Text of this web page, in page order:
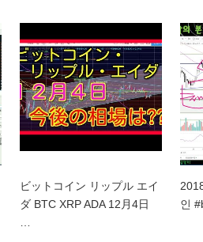
ビットコイン リップル エイ
ダ BTC XRP ADA 12月4日
인